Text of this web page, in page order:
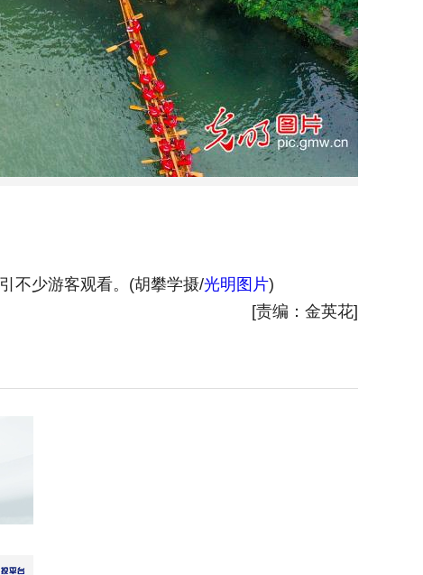
不少游客观看。(胡攀学摄/光明图片)
[责编：金英花]